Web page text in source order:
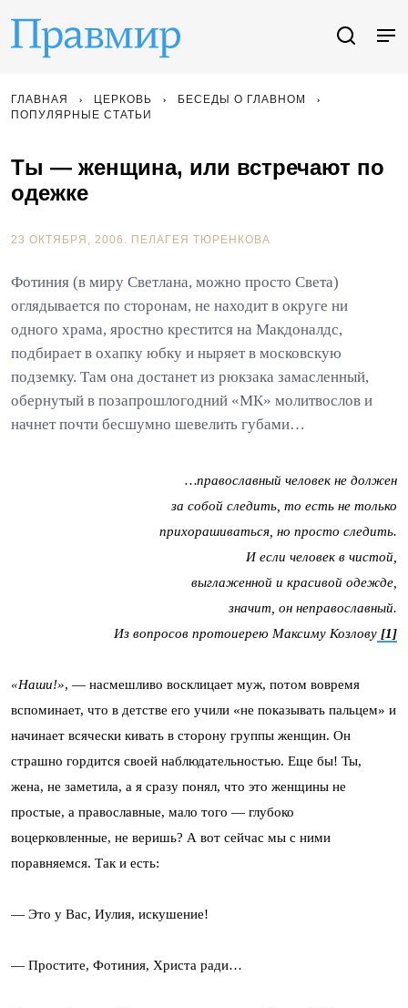
ГЛАВНАЯ ЦЕРКОВЬ
БЕСЕДЫ О ГЛАВНОМ
ПОПУЛЯРНЫЕ СТАТЬИ
Ты — женщина, или встречают по
одежке
23 ОКТЯБРЯ, 2006. ПЕЛАГЕЯ ТЮРЕНКОВА
Фотиния (в миру Светлана, можно просто Света)
оглядывается по сторонам, не находит в округе ни
одного храма, яростно крестится на Макдоналдс,
подбирает в охапку юбку и ныряет в московскую
подземку. Там она достанет из рюкзака замасленный,
обернутый в позапрошлогодний «МК» молитвослов и
начнет почти бесшумно шевелить губами…
…православный человек не должен
за собой следить, то есть не только
прихорашиваться, но просто следить.
И если человек в чистой,
выглаженной и красивой одежде,
значит, он неправославный.
Из вопросов протоиерею Максиму Козлову [1]
«Наши!», — насмешливо восклицает муж, потом вовремя
вспоминает, что в детстве его учили «не показывать пальцем» и
начинает всячески кивать в сторону группы женщин. Он
страшно гордится своей наблюдательностью. Еще бы! Ты,
жена, не заметила, а я сразу понял, что это женщины не
простые, а православные, мало того — глубоко
воцерковленные, не веришь? А вот сейчас мы с ними
поравняемся. Так и есть:
— Это у Вас, Иулия, искушение!
— Простите, Фотиния, Христа ради…